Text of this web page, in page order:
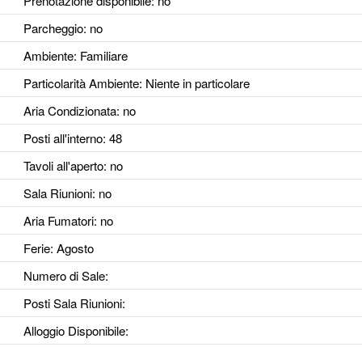
Parcheggio: no
Ambiente: Familiare
Particolarità Ambiente: Niente in particolare
Aria Condizionata: no
Posti all'interno: 48
Tavoli all'aperto: no
Sala Riunioni: no
Aria Fumatori: no
Ferie: Agosto
Numero di Sale:
Posti Sala Riunioni:
Alloggio Disponibile: